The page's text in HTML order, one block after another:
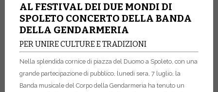
AL FESTIVAL DEI DUE MONDI DI
SPOLETO CONCERTO DELLA BANDA
DELLA GENDARMERIA
PER UNIRE CULTURE E TRADIZIONI
Nella splendida cornice di piazza del Duomo a Spoleto, con una
grande partecipazione di pubblico, lunedì sera, 7 luglio, la
Banda musicale del Corpo della Gendarmeria ha tenuto un